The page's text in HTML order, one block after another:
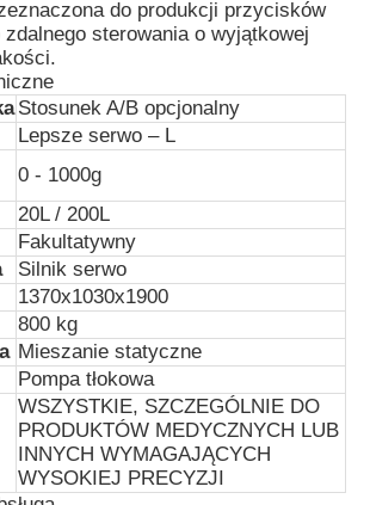
do produkcji przycisków
sterowania o wyjątkowej
Stosunek A/B opcjonalny
Lepsze serwo – L
0 - 1000g
20L / 200L
Fakultatywny
Silnik serwo
1370x1030x1900
800 kg
Mieszanie statyczne
Pompa tłokowa
WSZYSTKIE, SZCZEGÓLNIE DO
PRODUKTÓW MEDYCZNYCH LUB
INNYCH WYMAGAJĄCYCH
WYSOKIEJ PRECYZJI